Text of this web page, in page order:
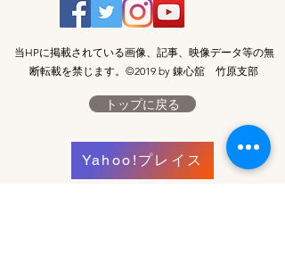
当HPに掲載されている画像、記事、映像データ等の無
断転載を禁じます。©2019 by 錬心舘 竹原支部
トップに戻る
Yahoo!プレイス